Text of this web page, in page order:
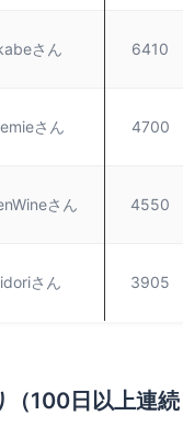
さん 6410
さん 4700
さん 4550
さん 3905
（100日以上連続